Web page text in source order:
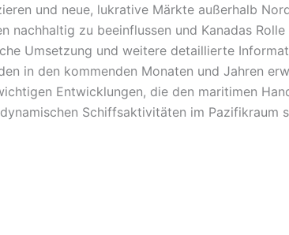
und neue, lukrative Märkte außerhalb
nachhaltig zu beeinflussen und Kanadas
Umsetzung und weitere detaillierte
in den kommenden Monaten und Jahren
Entwicklungen, die den maritimen
Schiffsaktivitäten im Pazifikraum